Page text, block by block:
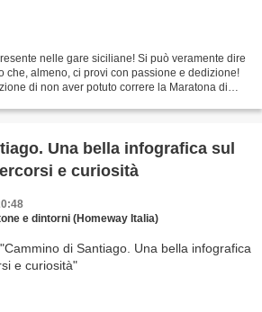
nelle gare siciliane! Si può veramente dire
che, almeno, ci provi con passione e dedizione!
di non aver potuto correre la Maratona di
Una bella infografica sul
e curiosità
e dintorni (Homeway Italia)